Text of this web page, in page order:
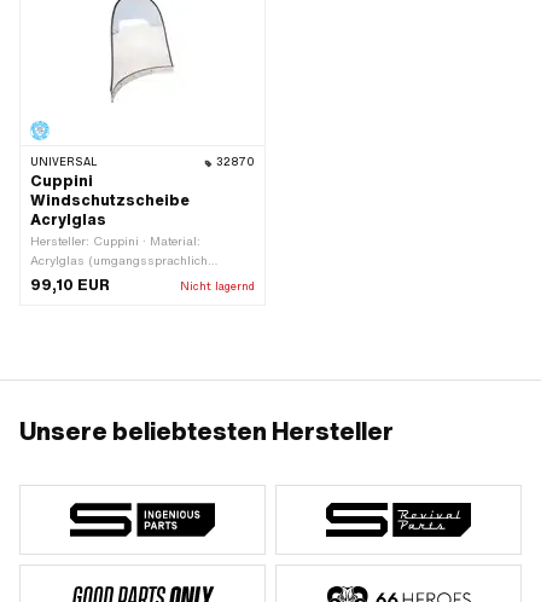
UNIVERSAL 32870
Cuppini
Windschutzscheibe
Acrylglas
Hersteller: Cuppini · Material:
Acrylglas (umgangssprachlich
bekannt als Plexiglas) · Breite: 540
99,10 EUR Nicht lagernd
Unsere beliebtesten Hersteller